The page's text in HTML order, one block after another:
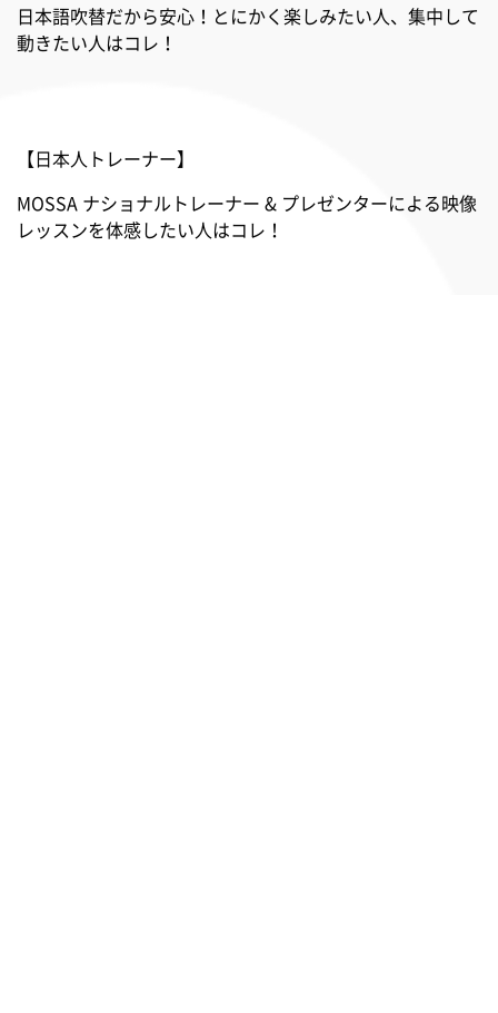
日本語吹替だから安心！とにかく楽しみたい人、集中して
動きたい人はコレ！
【日本人トレーナー】
MOSSA ナショナルトレーナー & プレゼンターによる映像
レッスンを体感したい人はコレ！